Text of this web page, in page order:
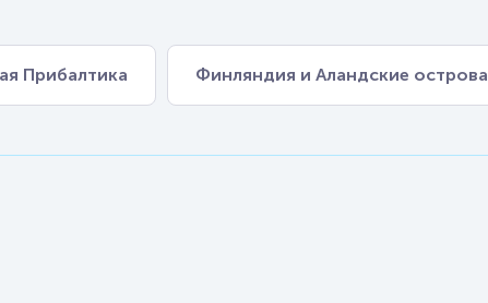
Прибалтика Финляндия и Аландские острова